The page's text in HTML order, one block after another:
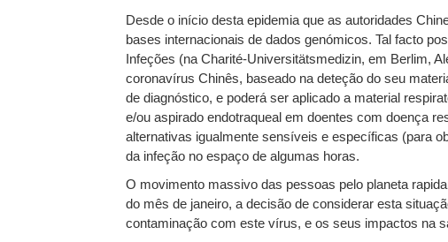
Desde o início desta epidemia que as autoridades
bases internacionais de dados genómicos. Tal facto
Infeções (na Charité-Universitätsmedizin, em Berlim,
coronavírus Chinês, baseado na deteção do seu
de diagnóstico, e poderá ser aplicado a material
e/ou aspirado endotraqueal em doentes com doença
alternativas igualmente sensíveis e específicas (para
da infeção no espaço de algumas horas.
O movimento massivo das pessoas pelo planeta
do mês de janeiro, a decisão de considerar esta
contaminação com este vírus, e os seus impactos na